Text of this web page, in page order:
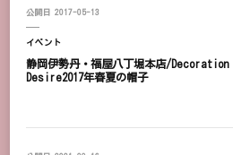
公開日 2017-05-13
イベント
静岡伊勢丹・福屋八丁堀本店/Decoration
Desire2017年春夏の帽子